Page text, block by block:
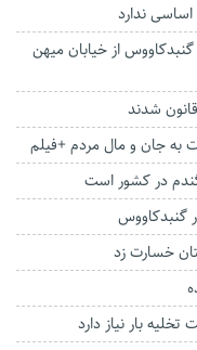
ندارد
از خیابان میهن
به جان و مال مردم +فیلم
در کشور است
گنبدکاووس
بار نیاز دارد